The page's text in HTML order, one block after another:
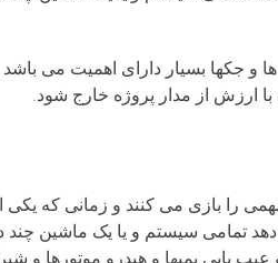
و جکها بسیار دارای اهمیت می
ارزش از مدار پروژه خارج شود.
را بازی می کنند و زمانی که
تمامی سیستم و یا یک ماشین چند
یابی پمپها و هیدرو موتورها و